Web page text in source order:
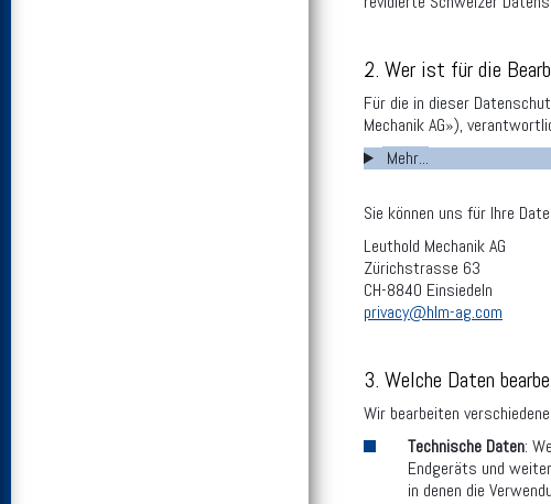
2. Wer ist für die
Für die in dieser
Mechanik AG»),
Mehr...
Sie können uns für Ihre
Leuthold Mechanik AG
Zürichstrasse 63
CH-8840 Einsiedeln
privacy@hlm-ag.com
3. Welche Daten
Wir bearbeiten
Technische Daten:
Endgeräts und
in denen die